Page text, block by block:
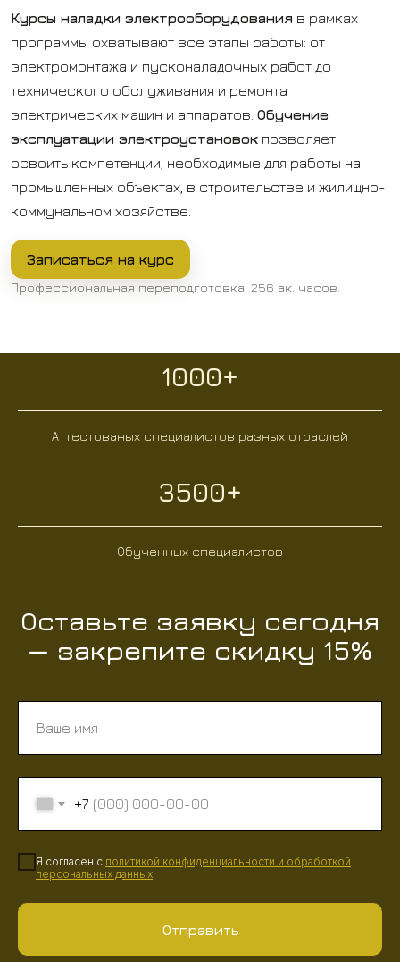
Курсы наладки электрооборудования в рамках
программы охватывают все этапы работы: от
электромонтажа и пусконаладочных работ до
технического обслуживания и ремонта
электрических машин и аппаратов. Обучение
эксплуатации электроустановок позволяет
освоить компетенции, необходимые для работы на
промышленных объектах, в строительстве и жилищно-
коммунальном хозяйстве.
Записаться на курс
Профессиональная переподготовка. 256 ак. часов.
1000+
Аттестованых специалистов разных отраслей
3500+
Обученных специалистов
Оставьте заявку сегодня
— закрепите скидку 15%
+7
Я согласен с политикой конфиденциальности и обработкой
персональных данных
Отправить